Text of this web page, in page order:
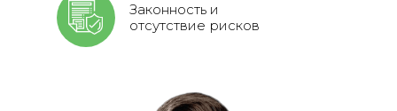
Законность и
отсутствие рисков